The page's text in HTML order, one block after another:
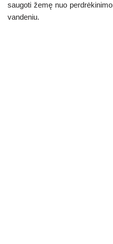
saugoti žemę nuo
vandeniu.